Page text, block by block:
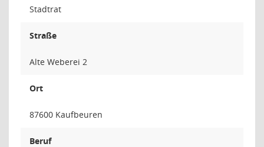
Stadtrat
Straße
Alte Weberei 2
Ort
87600 Kaufbeuren
Beruf